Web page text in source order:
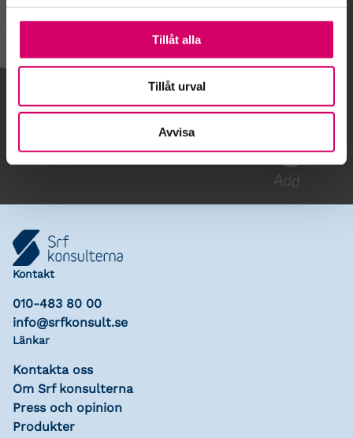
Tillåt alla
Tillåt urval
Avvisa
Gå till kalendariet
Lägg till i kalender
Kontakt
010-483 80 00
info@srfkonsult.se
Länkar
Kontakta oss
Om Srf konsulterna
Press och opinion
Produkter